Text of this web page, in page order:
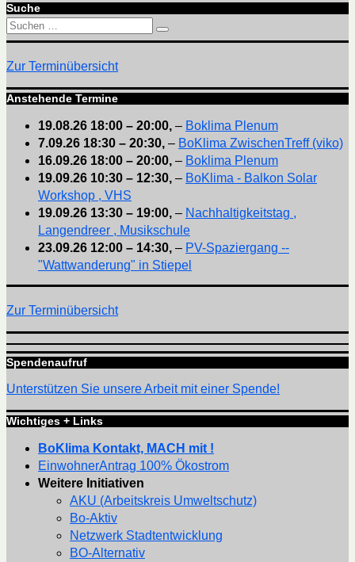
Suche
Suchen
nach:
Suchen
Zur Terminübersicht
Anstehende Termine
19.08.26 18:00 – 20:00, – Boklima Plenum
7.09.26 18:30 – 20:30, – BoKlima ZwischenTreff (viko)
16.09.26 18:00 – 20:00, – Boklima Plenum
19.09.26 10:30 – 12:30, – BoKlima - Balkon Solar
Workshop , VHS
19.09.26 13:30 – 19:00, – Nachhaltigkeitstag ,
Langendreer , Musikschule
23.09.26 12:00 – 14:30, – PV-Spaziergang --
"Wattwanderung" in Stiepel
Zur Terminübersicht
Spendenaufruf
Unterstützen Sie unsere Arbeit mit einer Spende!
Wichtiges + Links
BoKlima Kontakt, MACH mit !
EinwohnerAntrag 100% Ökostrom
Weitere Initiativen
AKU (Arbeitskreis Umweltschutz)
Bo-Aktiv
Netzwerk Stadtentwicklung
BO-Alternativ